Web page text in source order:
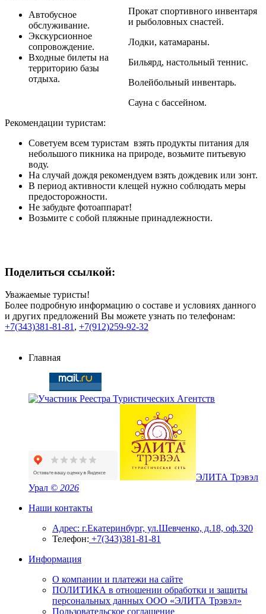
Автобусное
обслуживание.
Экскурсионное
сопровождение.
Входные билеты на
территорию базы
отдыха.
Прокат спортивного инвентаря
и рыболовных снастей.
Лодки, катамараны.
Бильярд, настольный теннис.
Волейбольный инвентарь.
Сауна с бассейном.
Рекомендации туристам:
Советуем всем туристам взять продукты питания для
небольшого пикника на природе, возьмите питьевую
воду.
На случай дождя рекомендуем взять дождевик или зонт.
В период активности клещей нужно соблюдать меры
предосторожности.
Не забудьте фотоаппарат!
Возьмите с собой пляжные принадлежности.
Поделиться ссылкой:
Уважаемые туристы!
Более подробную информацию о составе и условиях данного
и других предложений Вы можете узнать по телефонам:
+7(343)381-81-81, +7(912)259-92-32
Главная
ЭЛИТА Трэвэл
Урал © 2026
Наши контакты
Адрес: г.Екатеринбург, ул.Шевченко, д.18, оф.320
Телефон: +7(343)381-81-81
Информация
О компании и платежи на сайте
ПОЛИТИКА в отношении обработки и защиты
персональных данных ООО «ЭЛИТА Трэвэл»
Пользовательское соглашение